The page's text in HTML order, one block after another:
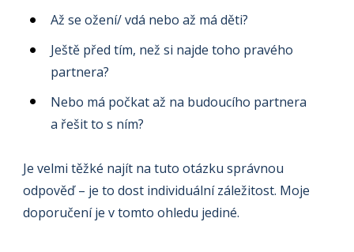
Až se ožení/ vdá nebo až má děti?
Ještě před tím, než si najde toho pravého
partnera?
Nebo má počkat až na budoucího partnera
a řešit to s ním?
Je velmi těžké najít na tuto otázku správnou
odpověď – je to dost individuální záležitost. Moje
doporučení je v tomto ohledu jediné.